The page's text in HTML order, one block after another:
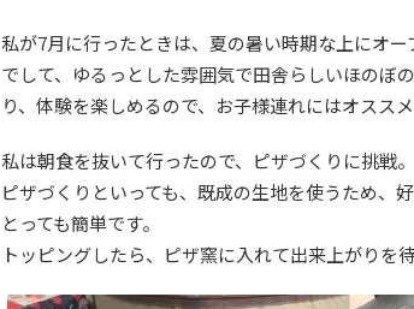
私が7月に行ったときは、夏の暑い時期な上にオ
でして、ゆるっとした雰囲気で田舎らしいほのぼ
り、体験を楽しめるので、お子様連れにはオススメ
私は朝食を抜いて行ったので、ピザづくりに挑戦。
ピザづくりといっても、既成の生地を使うため、
とっても簡単です。
トッピングしたら、ピザ窯に入れて出来上がりを